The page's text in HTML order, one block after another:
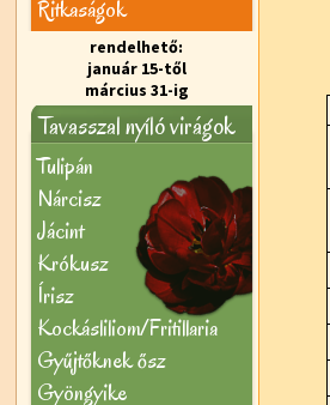
Ritkaságok
rendelhető:
január 15-től
március 31-ig
Tavasszal nyíló virágok
Tulipán
Nárcisz
Jácint
Krókusz
Írisz
Kockásliliom/Fritillaria
Gyűjtőknek ősz
Gyöngyike